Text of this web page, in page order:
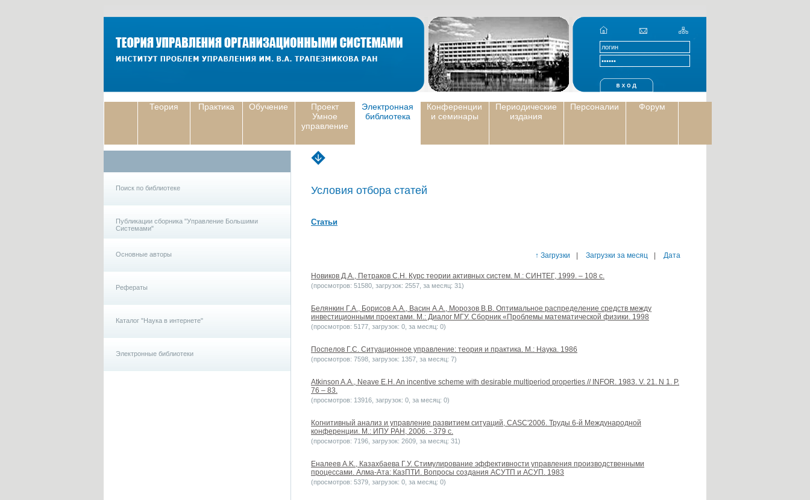
Теория Практика Обучение
Проект
Умное
управление
Электронная
библиотека
Конференции
и семинары
Периодические
издания
Персоналии Форум
Поиск по библиотеке
Публикации сборника "Управление Большими
Системами"
Основные авторы
Рефераты
Каталог "Наука в интернете"
Электронные библиотеки
Условия отбора статей
Статьи
↑ Загрузки Загрузки за месяц Дата
Новиков Д.А., Петраков С.Н. Курс теории активных систем. М.: СИНТЕГ, 1999. – 108 с.
(просмотров: 51580, загрузок: 2557, за месяц: 31)
Белянкин Г.А., Борисов А.А., Васин А.А., Морозов В.В. Оптимальное распределение средств между
инвестиционными проектами. М.: Диалог МГУ. Сборник «Проблемы математической физики. 1998
(просмотров: 5177, загрузок: 0, за месяц: 0)
Поспелов Г.С. Ситуационное управление: теория и практика. М.: Наука. 1986
(просмотров: 7598, загрузок: 1357, за месяц: 7)
Atkinson A.A., Neave E.H. An incentive scheme with desirable multiperiod properties // INFOR. 1983. V. 21. N 1. P.
76 – 83.
(просмотров: 13916, загрузок: 0, за месяц: 0)
Когнитивный анализ и управление развитием ситуаций, CASC'2006. Труды 6-й Международной
конференции. М.: ИПУ РАН, 2006. - 379 с.
(просмотров: 7196, загрузок: 2609, за месяц: 31)
Еналеев A.K., Казахбаева Г.У. Стимулирование эффективности управления производственными
процессами. Алма-Ата: КазПТИ. Вопросы создания АСУТП и АСУП. 1983
(просмотров: 5379, загрузок: 0, за месяц: 0)